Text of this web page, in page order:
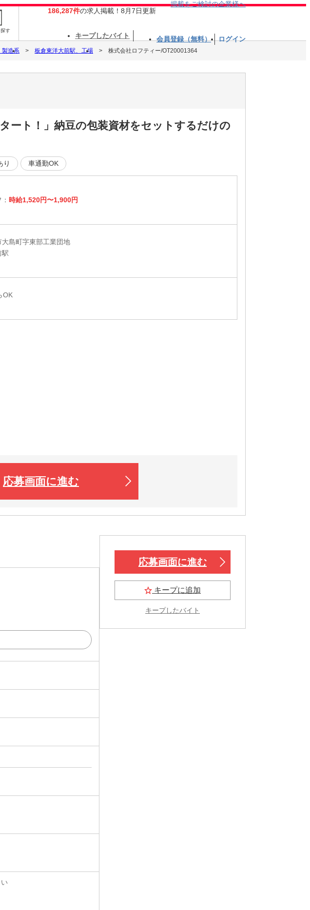
す
186,287件の求人掲載！8月7日更新
掲載をご検討の企業様へ
キープしたバイト 会員登録（無料） ログイン
製造系 板倉東洋大前駅、工場 株式会社ロフティー/OT20001364
ート！」納豆の包装資材をセットするだけの
り 車通勤OK
時給1,520円〜1,900円
島町字東部工業団地
駅
OK
応募画面に進む
応募画面に進む
キープに追加
キープしたバイト